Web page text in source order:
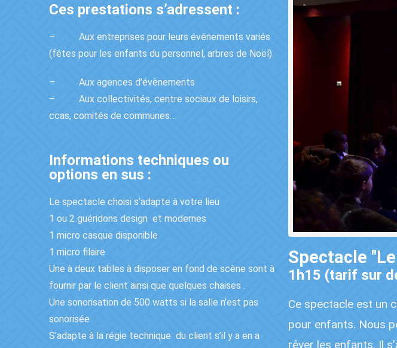
Ces prestations s’adressent :
–
Aux entreprises pour leurs événements variés
(fêtes pour les enfants du personnel, arbres de Noël)
–
Aux agences d’évènements
–
Aux collectivités, centre sociaux de loisirs,
ccas, comités de communes…
Informations techniques ou
options en sus :
Le spectacle choisi s’adapte à votre lieu
1 ou 2 guéridons design et modernes
1 micro casque disponible
1 micro filaire
Une à deux tables à disposer en fond de scène sont à
fournir par le client ainsi que quelques chaises .
Une sonorisation de 500 watts si la salle n’est pas
sonorisée
S’adapte à la régie technique du client s’il y a en a
Spectacle
1h15 (tarif sur
Ce spectacle est un
pour enfants. Nous
rêver les enfants. Il